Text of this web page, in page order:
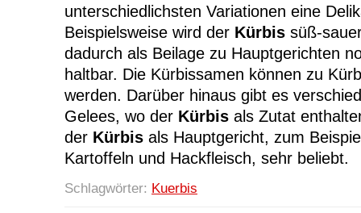
unterschiedlichsten Variationen eine
Beispielsweise wird der Kürbis süß-
dadurch als Beilage zu Hauptgerichten
haltbar. Die Kürbissamen können zu
werden. Darüber hinaus gibt es
Gelees, wo der Kürbis als Zutat
der Kürbis als Hauptgericht, zum
Kartoffeln und Hackfleisch, sehr beliebt.
Schlagwörter: Kuerbis